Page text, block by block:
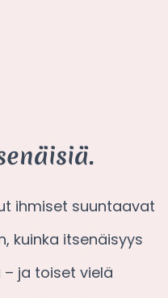
ihmiset suuntaavat
kuinka itsenäisyys
ja toiset vielä